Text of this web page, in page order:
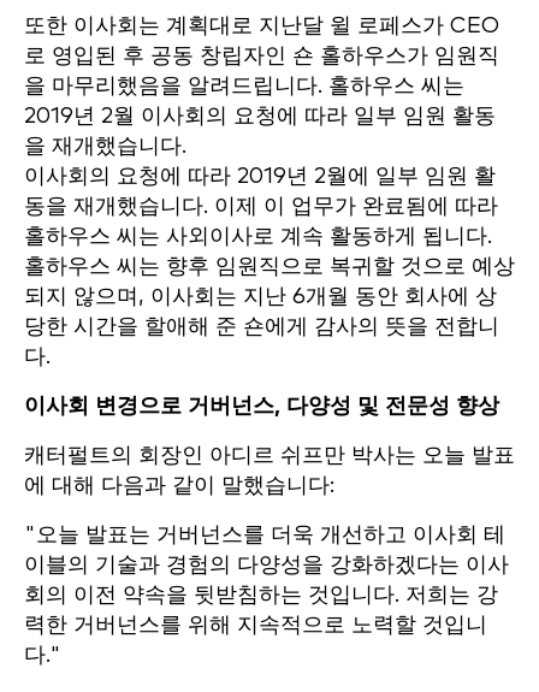
또한 이사회는 계획대로 지난달 윌 로페스가 CEO
로 영입된 후 공동 창립자인 숀 홀하우스가 임원직
을 마무리했음을 알려드립니다. 홀하우스 씨는
2019년 2월 이사회의 요청에 따라 일부 임원 활동
을 재개했습니다.
이사회의 요청에 따라 2019년 2월에 일부 임원 활
동을 재개했습니다. 이제 이 업무가 완료됨에 따라
홀하우스 씨는 사외이사로 계속 활동하게 됩니다.
홀하우스 씨는 향후 임원직으로 복귀할 것으로 예상
되지 않으며, 이사회는 지난 6개월 동안 회사에 상
당한 시간을 할애해 준 숀에게 감사의 뜻을 전합니
다.
이사회 변경으로 거버넌스, 다양성 및 전문성 향상
캐터펄트의 회장인 아디르 쉬프만 박사는 오늘 발표
에 대해 다음과 같이 말했습니다:
"오늘 발표는 거버넌스를 더욱 개선하고 이사회 테
이블의 기술과 경험의 다양성을 강화하겠다는 이사
회의 이전 약속을 뒷받침하는 것입니다. 저희는 강
력한 거버넌스를 위해 지속적으로 노력할 것입니
다."